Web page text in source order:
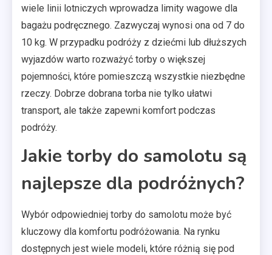
wiele linii lotniczych wprowadza limity wagowe dla
bagażu podręcznego. Zazwyczaj wynosi ona od 7 do
10 kg. W przypadku podróży z dziećmi lub dłuższych
wyjazdów warto rozważyć torby o większej
pojemności, które pomieszczą wszystkie niezbędne
rzeczy. Dobrze dobrana torba nie tylko ułatwi
transport, ale także zapewni komfort podczas
podróży.
Jakie torby do samolotu są
najlepsze dla podróżnych?
Wybór odpowiedniej torby do samolotu może być
kluczowy dla komfortu podróżowania. Na rynku
dostępnych jest wiele modeli, które różnią się pod